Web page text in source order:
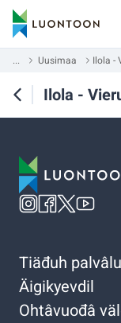
... Uusimaa Ilola -
Ilola -
Tiäđuh
Äigikyevdil
Ohtâvuođâ